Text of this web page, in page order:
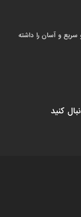
سریع و آسان را داشته
کنید